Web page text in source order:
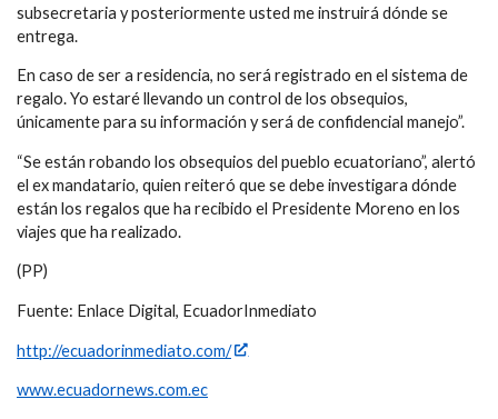
subsecretaria y posteriormente usted me instruirá dónde se
entrega.
En caso de ser a residencia, no será registrado en el sistema de
regalo. Yo estaré llevando un control de los obsequios,
únicamente para su información y será de confidencial manejo”.
“Se están robando los obsequios del pueblo ecuatoriano”, alertó
el ex mandatario, quien reiteró que se debe investigara dónde
están los regalos que ha recibido el Presidente Moreno en los
viajes que ha realizado.
(PP)
Fuente: Enlace Digital, EcuadorInmediato
http://ecuadorinmediato.com/
www.ecuadornews.com.ec